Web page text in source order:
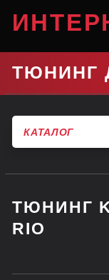
ТЮНИНГ
КАТАЛОГ
HYUNDAI
VOLKSWAGEN
UAZ
ТЮНИНГ
RIO